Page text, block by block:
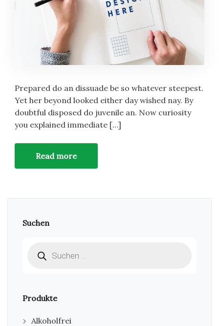
Prepared do an dissuade be so whatever steepest.
Yet her beyond looked either day wished nay. By
doubtful disposed do juvenile an. Now curiosity
you explained immediate […]
Read more
Suchen
search
Produkte
Alkoholfrei